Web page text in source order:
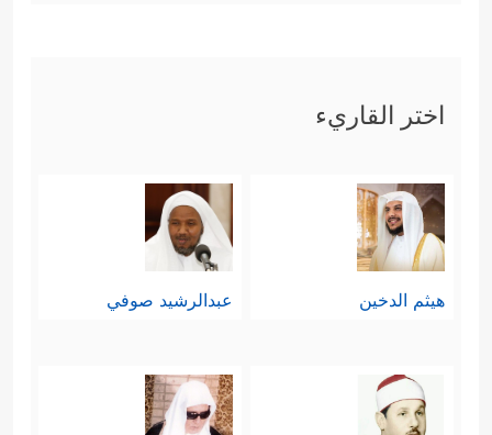
اختر القاريء
هيثم الدخين عبدالرشيد صوفي